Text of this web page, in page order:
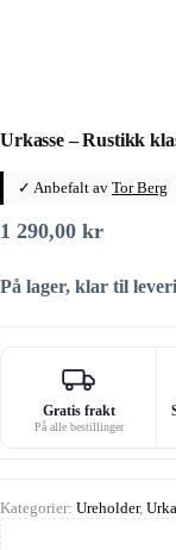
Urkasse – Rustikk
✓ Anbefalt av Tor Berg
1 290,00 kr
På lager, klar til
Gratis frakt
På alle bestillinger
Kategorier: Ureholder,